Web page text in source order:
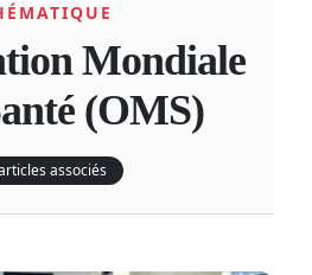
Mondiale
(OMS)
associés